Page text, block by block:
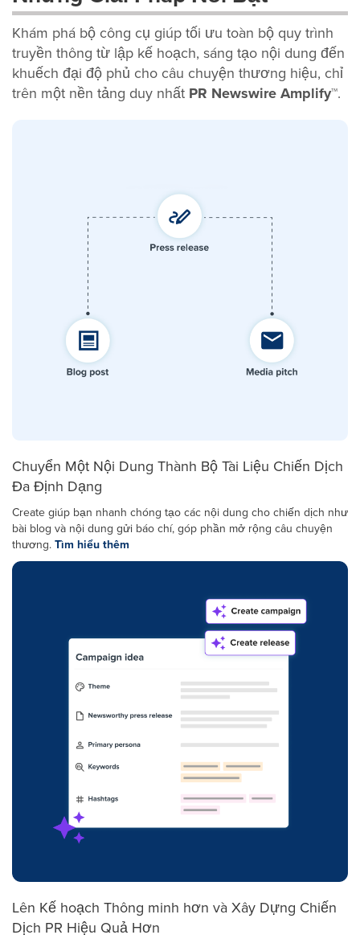
Khám phá bộ công cụ giúp tối ưu toàn bộ quy trình
truyền thông từ lập kế hoạch, sáng tạo nội dung đến
khuếch đại độ phủ cho câu chuyện thương hiệu, chỉ
trên một nền tảng duy nhất PR Newswire Amplify™.
Chuyển Một Nội Dung Thành Bộ Tài Liệu Chiến Dịch
Đa Định Dạng
Create giúp bạn nhanh chóng tạo các nội dung cho chiến dịch như
bài blog và nội dung gửi báo chí, góp phần mở rộng câu chuyện
thương.Tìm hiểu thêm
Lên Kế hoạch Thông minh hơn và Xây Dựng Chiến
Dịch PR Hiệu Quả Hơn